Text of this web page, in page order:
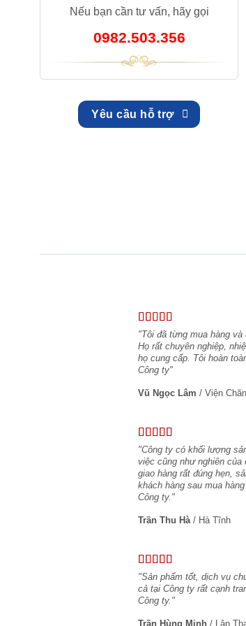
Nếu bạn cần tư vấn, hãy gọi
0982.503.356
Yêu cầu hỗ trợ
"Tôi đã từng mua hàng
Họ rất chuyên nghiệp,
họ cung cấp. Tôi hoàn
Công ty"
Vũ Ngọc Lâm / Viện
"Công ty có khối lượng
việc cũng như nghiên
giao hàng rất đúng hẹn,
khách hàng sau mua
Công ty."
Trần Thu Hà / Hà Tĩnh
"Sản phẩm tốt, dịch vụ
cả tại Công ty rất cạnh
Công ty."
Trần Hùng Minh / Lập